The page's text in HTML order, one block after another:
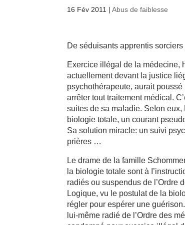
16 Fév 2011 |Abus de faiblesse
De séduisants apprentis
Exercice illégal de la médecine,
actuellement devant la justice
psychothérapeute, aurait poussé
arrêter tout traitement médical.
suites de sa maladie. SeIon
biologie totale, un courant
Sa solution miracle: un suivi
prières …
Le drame de la famille
la biologie totale sont à
radiés ou suspendus de l’Ordre
Logique, vu le postulat de la
régler pour espérer une
lui-même radié de l’Ordre des